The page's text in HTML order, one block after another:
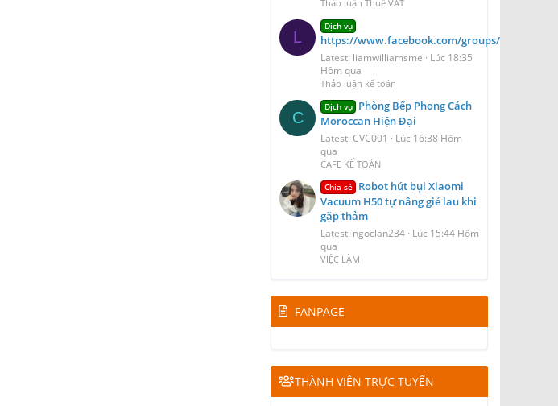
Thảo luận Thuế VAT
L
Dịch vụ
https://www.facebook.com/groups/
Latest: liamwilliamsme
Lúc 18:35
Hôm qua
Thảo luận kế toán
C
Dịch vụ Phòng Bếp Phong Cách
Moroccan Hiện Đại
Latest: CVC001
Lúc 16:38 Hôm
qua
CAFE KẾ TOÁN
Chia sẻ Robot hút bụi Xiaomi
Vacuum H50 tự nâng giẻ lau khi
gặp thảm
Latest: ngoclan234 Lúc 15:44 Hôm
qua
VIỆC LÀM
FANPAGE
THÀNH VIÊN TRỰC TUYẾN